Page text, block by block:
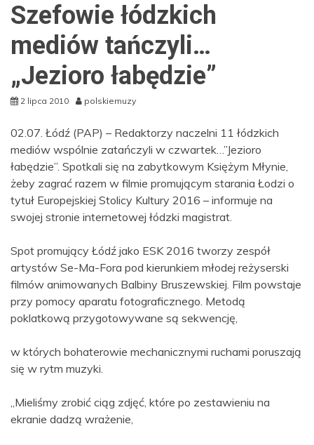
Szefowie łódzkich
mediów tańczyli…
„Jezioro łabędzie”
2 lipca 2010 polskiemuzy
02.07. Łódź (PAP) – Redaktorzy naczelni 11 łódzkich
mediów wspólnie zatańczyli w czwartek…”Jezioro
łabędzie”. Spotkali się na zabytkowym Księżym Młynie,
żeby zagrać razem w filmie promującym starania Łodzi o
tytuł Europejskiej Stolicy Kultury 2016 – informuje na
swojej stronie internetowej łódzki magistrat.
Spot promujący Łódź jako ESK 2016 tworzy zespół
artystów Se-Ma-Fora pod kierunkiem młodej reżyserski
filmów animowanych Balbiny Bruszewskiej. Film powstaje
przy pomocy aparatu fotograficznego. Metodą
poklatkową przygotowywane są sekwencję,
w których bohaterowie mechanicznymi ruchami poruszają
się w rytm muzyki.
„Mieliśmy zrobić ciąg zdjęć, które po zestawieniu na
ekranie dadzą wrażenie,